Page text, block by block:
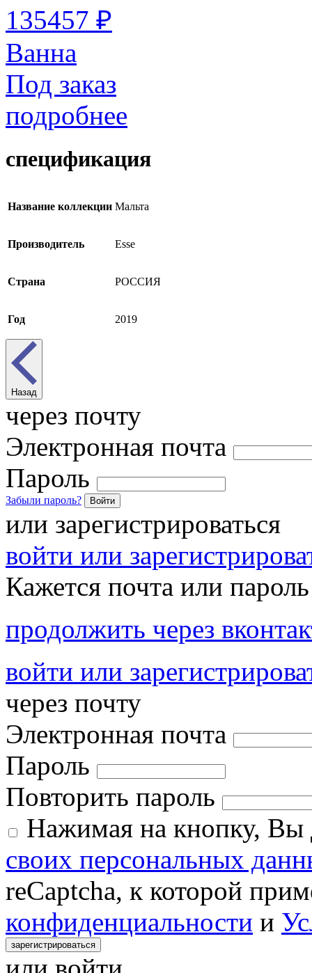
135457 ₽
Ванна
Под заказ
подробнее
спецификация
Название коллекции Мальта
Производитель Esse
Страна РОССИЯ
Год 2019
Назад
через почту
Электронная почта
Пароль
Забыли пароль? Войти
или зарегистрироваться
войти или
Кажется почта или
продолжить через
войти или
через почту
Электронная почта
Пароль
Повторить пароль
Нажимая на кнопку, Вы
своих персональных
reCaptcha, к которой
конфиденциальности и
зарегистрироваться